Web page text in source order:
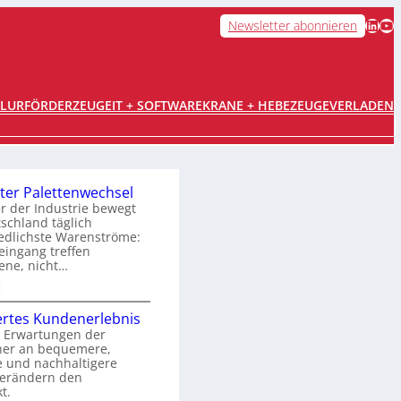
Newsletter abonnieren LinkedIn YouTube
IT + SOFTWAREKRANE + HEBEZEUGEVERLADEN
Palettenwechsel
der Industrie bewegt
täglich
Warenströme:
treffen
nicht…
Kundenerlebnis
Erwartungen der
an bequemere,
und nachhaltigere
den